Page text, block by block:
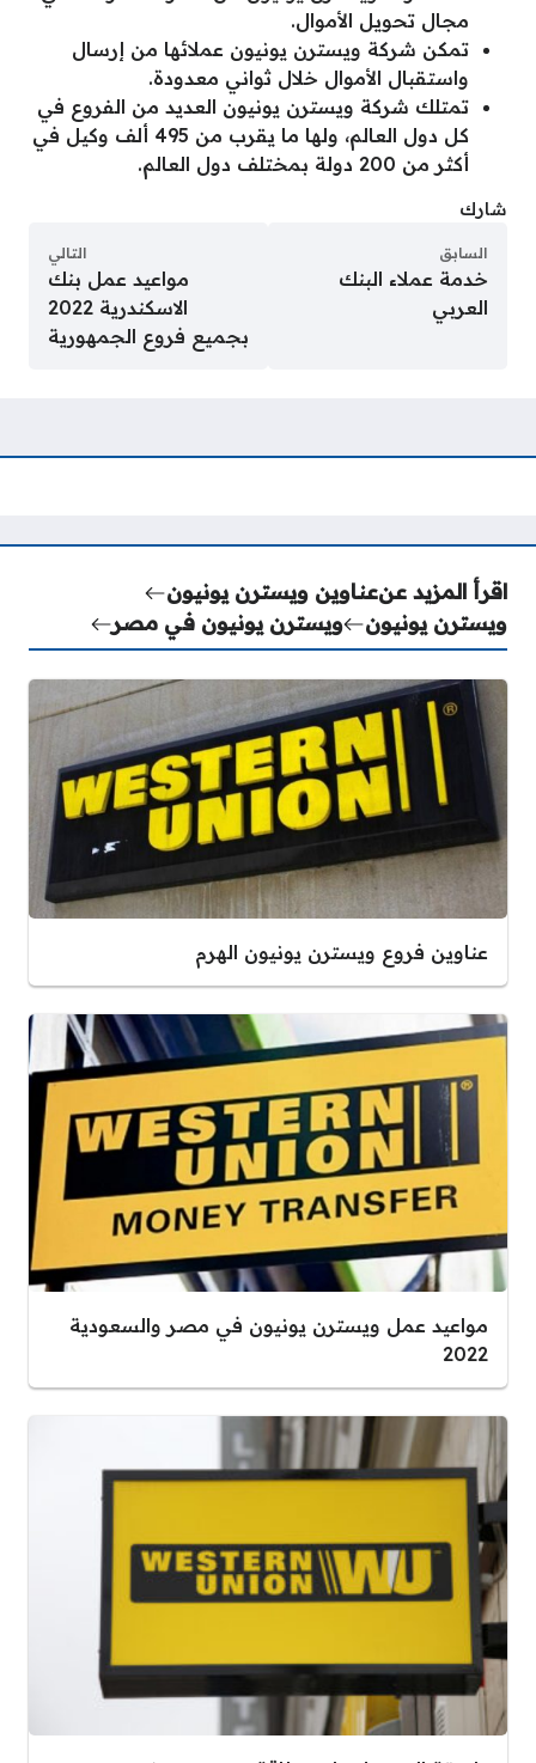
مجال تحويل الأموال.
تمكن شركة ويسترن يونيون عملائها من إرسال
واستقبال الأموال خلال ثواني معدودة.
تمتلك شركة ويسترن يونيون العديد من الفروع في
كل دول العالم، ولها ما يقرب من 495 ألف وكيل في
أكثر من 200 دولة بمختلف دول العالم.
شارك
السابق
خدمة عملاء البنك
العربي
التالي
مواعيد عمل بنك
الاسكندرية 2022
بجميع فروع الجمهورية
اقرأ المزيد عنعناوين ويسترن يونيون
ويسترن يونيون
ويسترن يونيون في مصر
عناوين فروع ويسترن يونيون الهرم
مواعيد عمل ويسترن يونيون في مصر والسعودية
2022